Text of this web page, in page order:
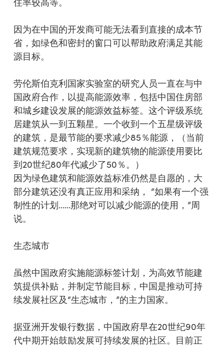
因为在中国的开发商可能无法看到直接的成本节
省，如绿色和密封的窗口可以帮助政府满足其能
源目标。
劳伦斯伯克利国家实验室的研究人员一直在与中
国政府合作，以提高能源效率，包括中国住房部
和城乡建设发展的能源效益标签。这个评级系统
居建筑从一到五颗星。一个收到一个五星级评级
的建筑，是最节能的要求减少85％能源，（当前
建筑规范要求，实现新的建筑物的能源使用要比
到20世纪80年代减少了50％。）
因为绿色建筑和能源效益标准仍然是自愿的，大
部分建筑还没有真正应用和采纳， “如果有一个强
制性的计划……那绝对可以减少能源的使用，”周
说。
生态城市
虽然中国政府实施能源标签计划，为高效节能建
筑提供补贴，并制定节能目标，中国是推动可持
续发展社区及“生态城市，”的主力国家。
据亚洲开发银行数据，中国政府早在20世纪90年
代中期开始鼓励发展可持续发展的社区。目前正